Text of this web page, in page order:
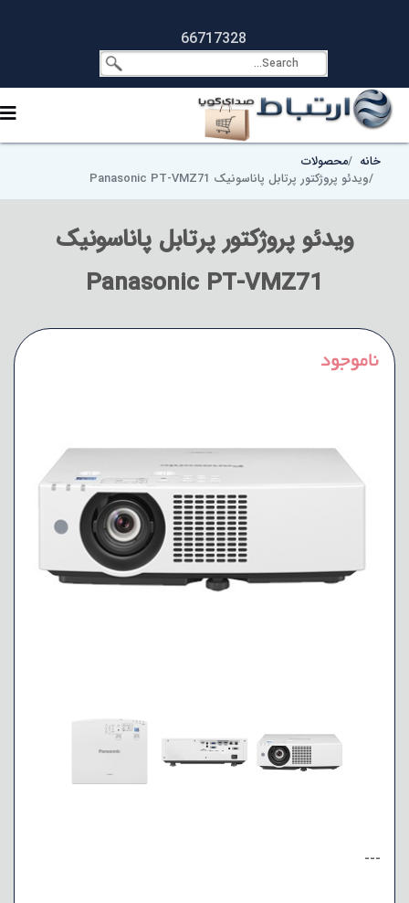
66717328
خانه
محصولات
ویدئو پروژکتور پرتابل پاناسونیک Panasonic PT-VMZ71
ویدئو پروژکتور پرتابل پاناسونیک
Panasonic PT-VMZ71
---